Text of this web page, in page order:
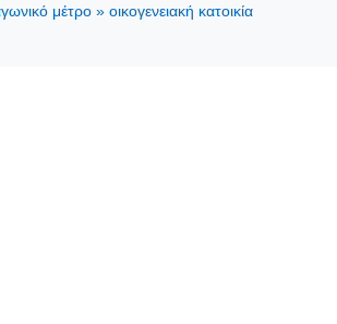
μέτρο » οικογενειακή κατοικία